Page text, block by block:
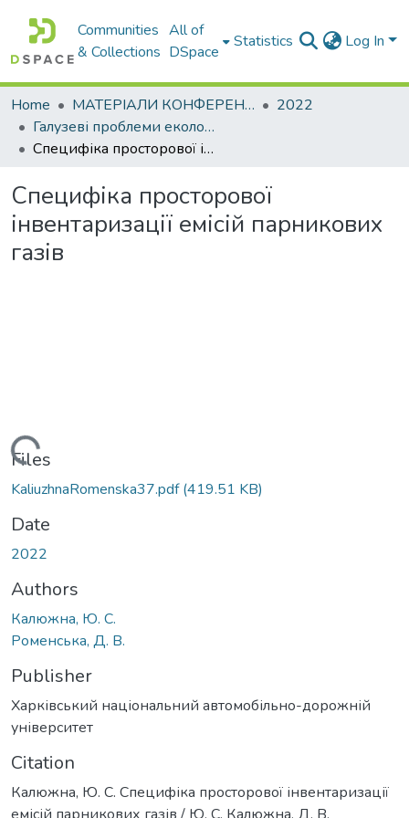
Communities
& Collections
All of
DSpace
Statistics Log In
Home МАТЕРІАЛИ КОНФЕРЕНЦІЙ
2022
Галузеві проблеми екологічної безпеки – 2022
Специфіка просторової інвентаризації емісій парникових газів
Специфіка просторової
інвентаризації емісій парникових
газів
Loading...
Files
KaliuzhnaRomenska37.pdf(419.51 KB)
Date
2022
Authors
Калюжна, Ю. С.
Роменська, Д. В.
Publisher
Харківський національний автомобільно-дорожній
університет
Citation
Калюжна, Ю. С. Специфіка просторової інвентаризації